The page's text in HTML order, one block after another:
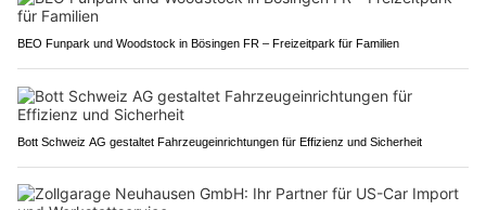
BEO Funpark und Woodstock in Bösingen FR – Freizeitpark für Familien
Bott Schweiz AG gestaltet Fahrzeugeinrichtungen für Effizienz und Sicherheit